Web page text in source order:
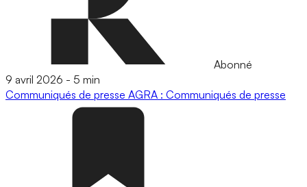
Abonné
9 avril 2026 - 5 min
Communiqués de presse AGRA : Communiqués de presse